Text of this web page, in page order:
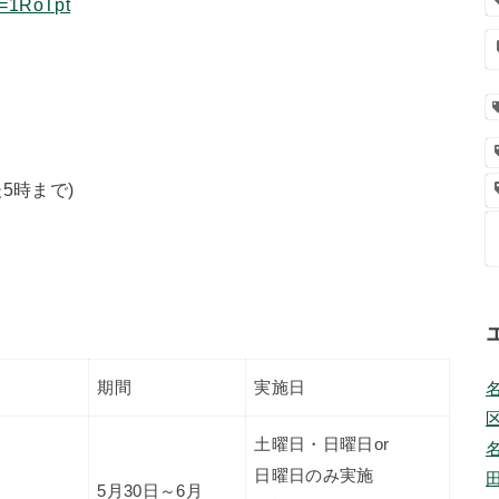
時まで)
期間 実施日
5月30日～6月
土曜日・日曜日or
日曜日のみ実施